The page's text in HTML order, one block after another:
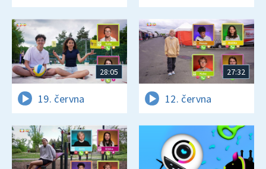
28:05
19. června
27:32
12. června